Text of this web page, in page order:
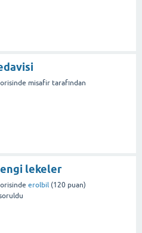
misafir tarafından
lekeler
erolbil (120 puan)